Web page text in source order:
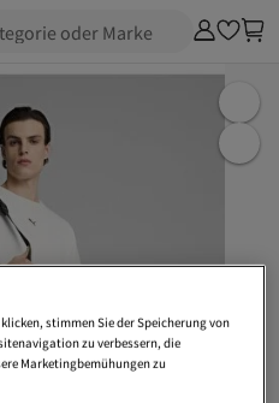
oder Marke
stimmen Sie der Speicherung von
zu verbessern, die
Marketingbemühungen zu